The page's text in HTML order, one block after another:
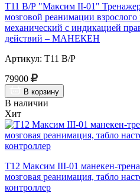
Т11 В/Р "Максим II-01" Тренажер
мозговой реанимации
механический с индикацией
действий – МАНЕКЕН
Артикул: Т11 В/Р
79900
В корзину
В наличии
Хит
Т12 Максим III-01 манекен-
мозговая реанимация, табло
контроллер